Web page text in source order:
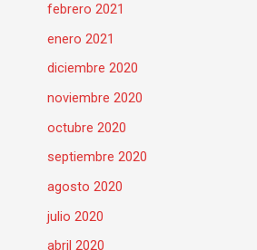
febrero 2021
enero 2021
diciembre 2020
noviembre 2020
octubre 2020
septiembre 2020
agosto 2020
julio 2020
abril 2020